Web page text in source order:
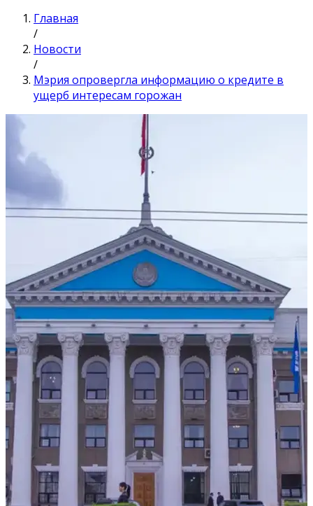
Главная
/
Новости
/
Мэрия опровергла информацию о кредите в
ущерб интересам горожан